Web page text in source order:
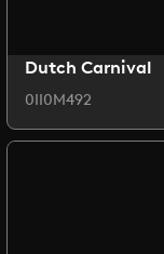
Dutch Carnival
0II0M492